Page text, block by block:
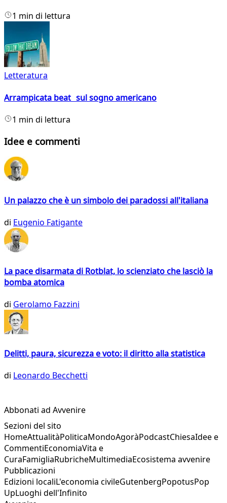
1 min di lettura
Letteratura
Arrampicata beat sul sogno americano
1 min di lettura
Idee e commenti
Un palazzo che è un simbolo dei paradossi all'italiana
di Eugenio Fatigante
La pace disarmata di Rotblat, lo scienziato che lasciò la
bomba atomica
di Gerolamo Fazzini
Delitti, paura, sicurezza e voto: il diritto alla statistica
di Leonardo Becchetti
Abbonati ad Avvenire
Sezioni del sito
HomeAttualitàPoliticaMondoAgoràPodcastChiesaIdee e
CommentiEconomiaVita e
CuraFamigliaRubricheMultimediaEcosistema avvenire
Pubblicazioni
Edizioni localiL'economia civileGutenbergPopotusPop
UpLuoghi dell'Infinito